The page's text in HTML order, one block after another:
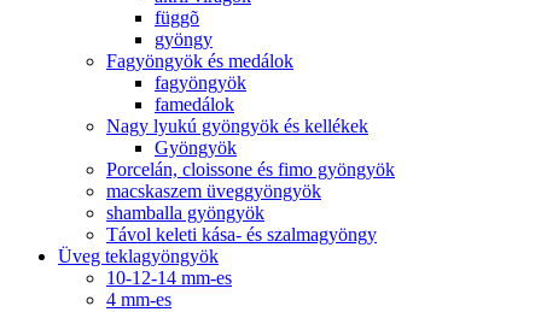
függõ
gyöngy
Fagyöngyök és medálok
fagyöngyök
famedálok
Nagy lyukú gyöngyök és kellékek
Gyöngyök
Porcelán, cloissone és fimo gyöngyök
macskaszem üveggyöngyök
shamballa gyöngyök
Távol keleti kása- és szalmagyöngy
Üveg teklagyöngyök
10-12-14 mm-es
4 mm-es